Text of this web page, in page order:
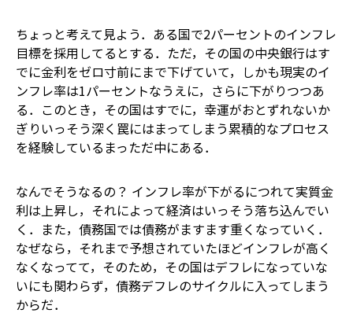
ちょっと考えて見よう．ある国で2パーセントのインフレ
目標を採用してるとする．ただ，その国の中央銀行はす
でに金利をゼロ寸前にまで下げていて，しかも現実のイ
ンフレ率は1パーセントなうえに，さらに下がりつつあ
る．このとき，その国はすでに，幸運がおとずれないか
ぎりいっそう深く罠にはまってしまう累積的なプロセス
を経験しているまっただ中にある．
なんでそうなるの？ インフレ率が下がるにつれて実質金
利は上昇し，それによって経済はいっそう落ち込んでい
く．また，債務国では債務がますます重くなっていく．
なぜなら，それまで予想されていたほどインフレが高く
なくなってて，そのため，その国はデフレになっていな
いにも関わらず，債務デフレのサイクルに入ってしまう
からだ．